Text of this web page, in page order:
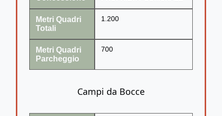
Metri Quadri
Totali
1.200
Metri Quadri
Parcheggio
700
Campi da Bocce